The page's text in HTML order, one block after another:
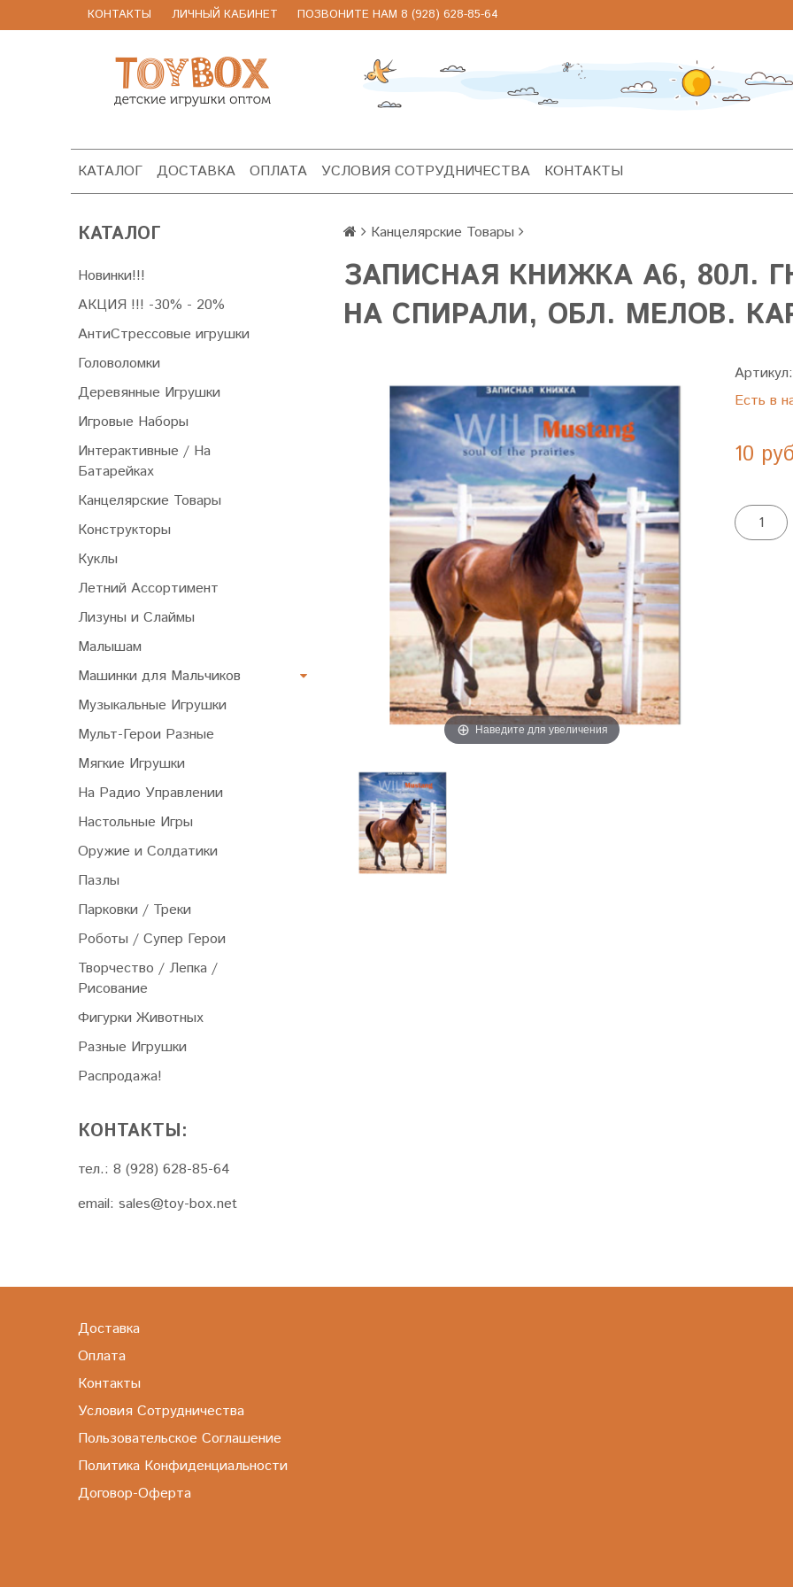
КОНТАКТЫ ЛИЧНЫЙ КАБИНЕТ ПОЗВОНИТЕ НАМ 8 (928) 628-85-64
КАТАЛОГ ДОСТАВКА ОПЛАТА УСЛОВИЯ СОТРУДНИЧЕСТВА КОНТАКТЫ
КАТАЛОГ
Новинки!!!
АКЦИЯ !!! -30% - 20%
АнтиСтрессовые игрушки
Головоломки
Деревянные Игрушки
Игровые Наборы
Интерактивные / На
Батарейках
Канцелярские Товары
Конструкторы
Куклы
Летний Ассортимент
Лизуны и Слаймы
Малышам
Машинки для Мальчиков
Музыкальные Игрушки
Мульт-Герои Разные
Мягкие Игрушки
На Радио Управлении
Настольные Игры
Оружие и Солдатики
Пазлы
Парковки / Треки
Роботы / Супер Герои
Творчество / Лепка /
Рисование
Фигурки Животных
Разные Игрушки
Распродажа!
КОНТАКТЫ:
тел.: 8 (928) 628-85-64
email: sales@toy-box.net
Канцелярские Товары
ЗАПИСНАЯ КНИЖКА А6, 80Л.
НА СПИРАЛИ, ОБЛ. МЕЛОВ.
Наведите для увеличения
Артикул:
Есть в
10
Доставка
Оплата
Контакты
Условия Сотрудничества
Пользовательское Соглашение
Политика Конфиденциальности
Договор-Оферта